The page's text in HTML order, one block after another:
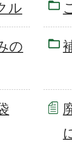
ル
の